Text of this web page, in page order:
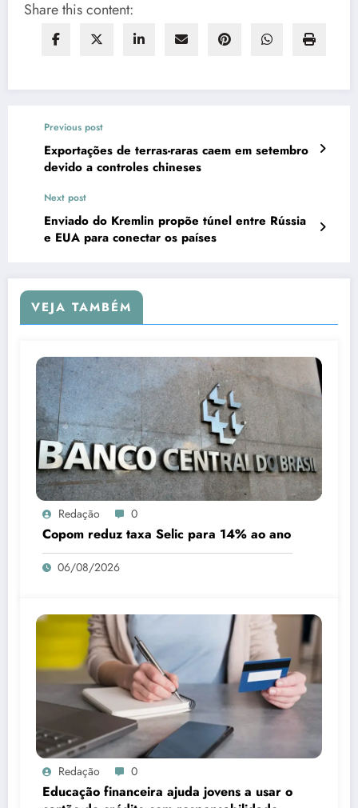
Share this content:
Previous post
Exportações de terras-raras caem em setembro
devido a controles chineses
Next post
Enviado do Kremlin propõe túnel entre Rússia
e EUA para conectar os países
VEJA TAMBÉM
Redação 0
Copom reduz taxa Selic para 14% ao ano
06/08/2026
Redação 0
Educação financeira ajuda jovens a usar o